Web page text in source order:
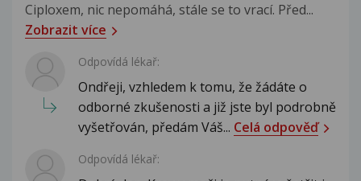
Ciploxem, nic nepomáhá, stále se to vrací. Před...
Zobrazit více
Odpovídá lékař:
Ondřeji, vzhledem k tomu, že žádáte o
odborné zkušenosti a již jste byl podrobně
vyšetřován, předám Váš... Celá odpověď
Odpovídá lékař: